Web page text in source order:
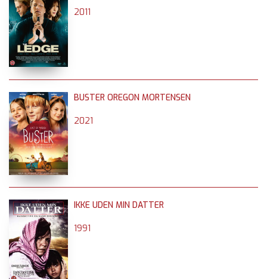
2011
BUSTER OREGON MORTENSEN
2021
IKKE UDEN MIN DATTER
1991